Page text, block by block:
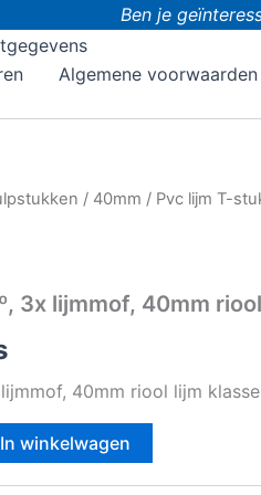
Ben je
Algemene voorwaarden
/ 40mm / Pvc lijm T-
3x lijmmof, 40mm
40mm riool lijm
In winkelwagen